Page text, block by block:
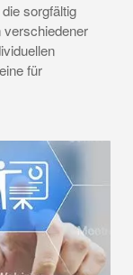
sorgfältig
verschiedener
für